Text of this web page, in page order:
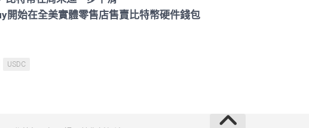
開始在全美實體零售店售賣比特幣硬件錢包
USDC